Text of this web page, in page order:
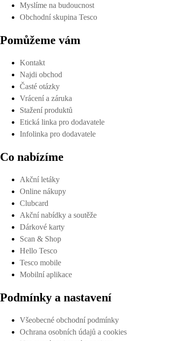
Myslíme na budoucnost
Obchodní skupina Tesco
Pomůžeme vám
Kontakt
Najdi obchod
Časté otázky
Vrácení a záruka
Stažení produktů
Etická linka pro dodavatele
Infolinka pro dodavatele
Co nabízíme
Akční letáky
Online nákupy
Clubcard
Akční nabídky a soutěže
Dárkové karty
Scan & Shop
Hello Tesco
Tesco mobile
Mobilní aplikace
Podmínky a nastavení
Všeobecné obchodní podmínky
Ochrana osobních údajů a cookies